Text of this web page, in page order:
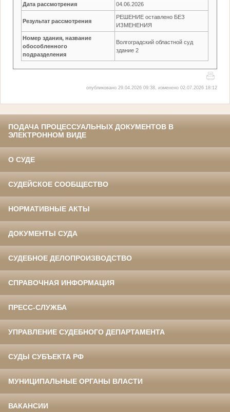
Дата рассмотрения 04.06.2026
Результат рассмотрения
РЕШЕНИЕ оставлено БЕЗ
ИЗМЕНЕНИЯ
Номер здания, название
обособленного
подразделения
Волгоградский областной суд
здание 2
опубликовано 29.04.2026 09:38, изменено 02.07.2026 18:12
ПОДАЧА ПРОЦЕССУАЛЬНЫХ ДОКУМЕНТОВ В
ЭЛЕКТРОННОМ ВИДЕ
О СУДЕ
СУДЕЙСКОЕ СООБЩЕСТВО
НОРМАТИВНЫЕ АКТЫ
ДОКУМЕНТЫ СУДА
СУДЕБНОЕ ДЕЛОПРОИЗВОДСТВО
СПРАВОЧНАЯ ИНФОРМАЦИЯ
ПРЕСС-СЛУЖБА
УПРАВЛЕНИЕ СУДЕБНОГО ДЕПАРТАМЕНТА
СУДЫ СУБЪЕКТА РФ
МУНИЦИПАЛЬНЫЕ ОРГАНЫ ВЛАСТИ
ВАКАНСИИ